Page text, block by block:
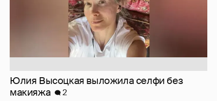
Юлия Высоцкая выложила селфи без
макияжа
2